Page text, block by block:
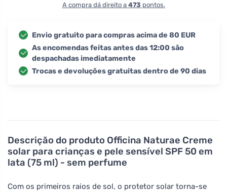
Descrição do produto Officina Naturae Creme
solar para crianças e pele sensível SPF 50 em
lata (75 ml) - sem perfume
Com os primeiros raios de sol, o protetor solar torna-se
A compra dá direito a 473 pontos.
Envio gratuito para compras acima de 80 EUR
As encomendas feitas antes das 12:00 são
despachadas imediatamente
Trocas e devoluções gratuitas dentro de 90 dias